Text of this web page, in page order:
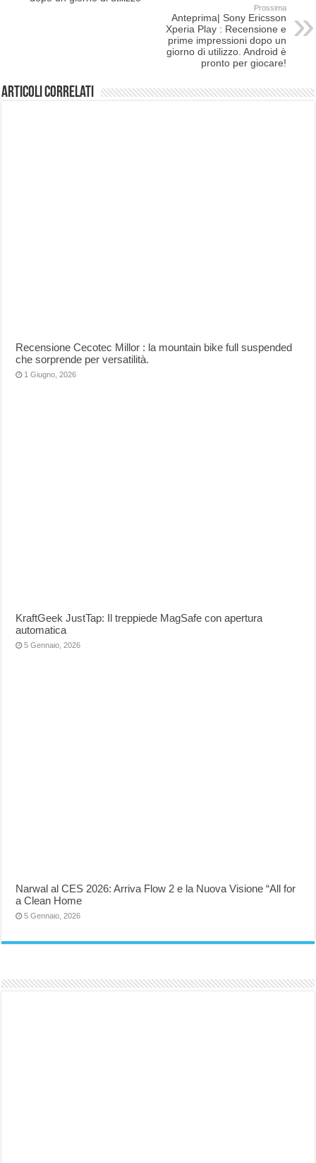
Prossima
Anteprima| Sony Ericsson
Xperia Play : Recensione e
prime impressioni dopo un
giorno di utilizzo. Android è
pronto per giocare!
Articoli correlati
Recensione Cecotec Millor : la mountain bike full suspended
che sorprende per versatilità.
1 Giugno, 2026
KraftGeek JustTap: Il treppiede MagSafe con apertura
automatica
5 Gennaio, 2026
Narwal al CES 2026: Arriva Flow 2 e la Nuova Visione “All for
a Clean Home
5 Gennaio, 2026